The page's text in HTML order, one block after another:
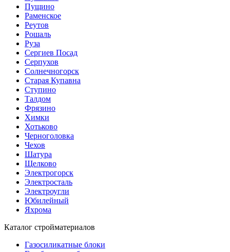
Пущино
Раменское
Реутов
Рошаль
Руза
Сергиев Посад
Серпухов
Солнечногорск
Старая Купавна
Ступино
Талдом
Фрязино
Химки
Хотьково
Черноголовка
Чехов
Шатура
Щелково
Электрогорск
Электросталь
Электроугли
Юбилейный
Яхрома
Каталог стройматериалов
Газосиликатные блоки